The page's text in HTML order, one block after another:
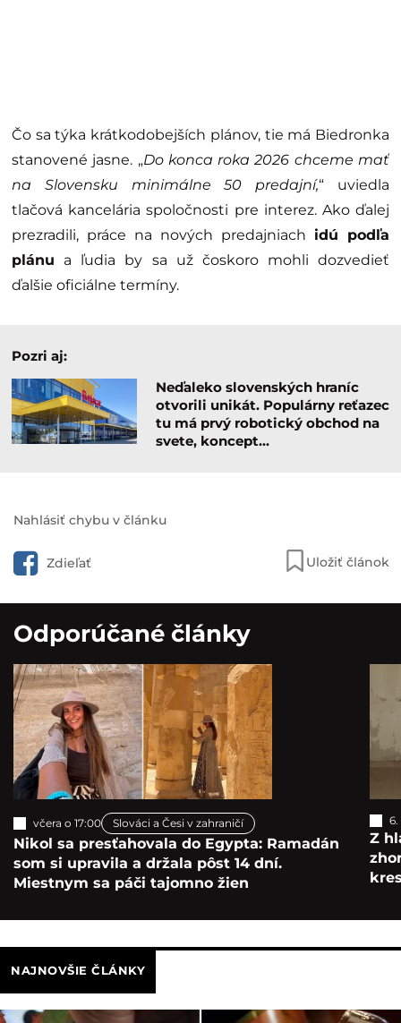
Čo sa týka krátkodobejších plánov, tie má Biedronka
stanovené jasne. „Do konca roka 2026 chceme mať
na Slovensku minimálne 50 predajní,“ uviedla
tlačová kancelária spoločnosti pre interez. Ako ďalej
prezradili, práce na nových predajniach idú podľa
plánu a ľudia by sa už čoskoro mohli dozvedieť
ďalšie oficiálne termíny.
Pozri aj:
Neďaleko slovenských hraníc
otvorili unikát. Populárny reťazec
tu má prvý robotický obchod na
svete, koncept…
Nahlásiť chybu v článku
Zdieľať Uložiť článok
Odporúčané články
včera o 17:00 Slováci a Česi v zahraničí
Nikol sa presťahovala do Egypta: Ramadán
som si upravila a držala pôst 14 dní.
Miestnym sa páči tajomno žien
Z
NAJNOVŠIE ČLÁNKY